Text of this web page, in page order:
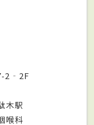
2‐2F
木駅
喉科